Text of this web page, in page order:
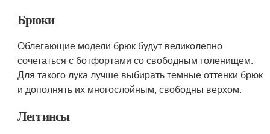
Брюки
Облегающие модели брюк будут великолепно
сочетаться с ботфортами со свободным голенищем.
Для такого лука лучше выбирать темные оттенки брюк
и дополнять их многослойным, свободны верхом.
Леггинсы